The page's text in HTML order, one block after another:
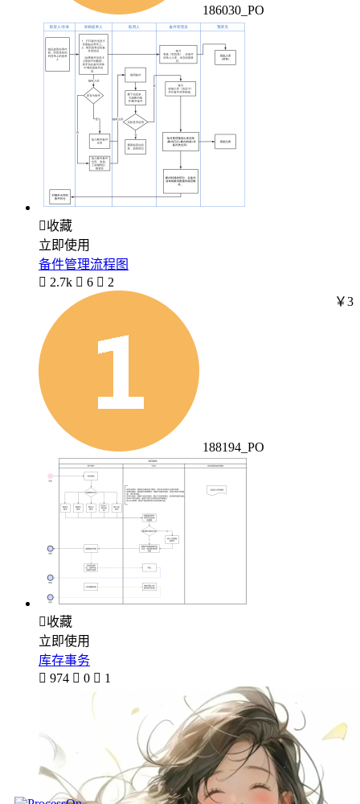
186030_PO
收藏
立即使用
备件管理流程图
 2.7k  6  2
188194_PO
￥3
收藏
立即使用
库存事务
 974  0  1